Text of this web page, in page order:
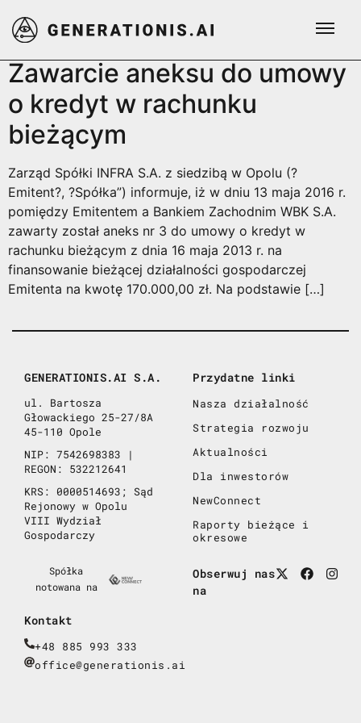
Dzień:2016-05-13
Zawarcie aneksu do umowy
o kredyt w rachunku
bieżącym
Zarząd Spółki INFRA S.A. z siedzibą w Opolu (?
Emitent?, ?Spółka”) informuje, iż w dniu 13 maja 2016 r.
pomiędzy Emitentem a Bankiem Zachodnim WBK S.A.
zawarty został aneks nr 3 do umowy o kredyt w
rachunku bieżącym z dnia 16 maja 2013 r. na
finansowanie bieżącej działalności gospodarczej
Emitenta na kwotę 170.000,00 zł. Na podstawie […]
GENERATIONIS.AI S.A.
ul. Bartosza
Głowackiego 25-27/8A
45-110 Opole
NIP: 7542698383 |
REGON: 532212641
KRS: 0000514693; Sąd
Rejonowy w Opolu
VIII Wydział
Gospodarczy
Kontakt
+48 885 993 333
office@generationis.ai
Spółka
notowana na
Przydatne linki
Nasza działalność
Strategia rozwoju
Aktualności
Dla inwestorów
NewConnect
Raporty bieżące i
okresowe
Obserwuj nas
na